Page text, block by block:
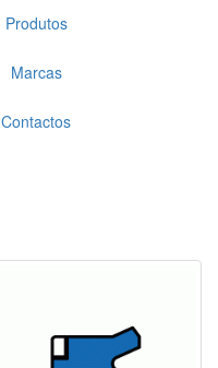
Produtos
Marcas
Contactos